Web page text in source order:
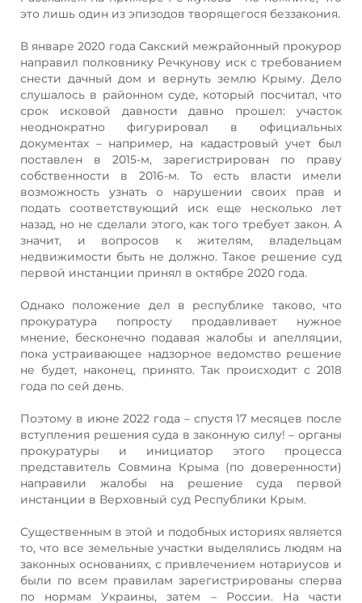
это лишь один из эпизодов творящегося беззакония.
В январе 2020 года Сакский межрайонный прокурор
направил полковнику Речкунову иск с требованием
снести дачный дом и вернуть землю Крыму. Дело
слушалось в районном суде, который посчитал, что
срок исковой давности давно прошел: участок
неоднократно фигурировал в официальных
документах – например, на кадастровый учет был
поставлен в 2015-м, зарегистрирован по праву
собственности в 2016-м. То есть власти имели
возможность узнать о нарушении своих прав и
подать соответствующий иск еще несколько лет
назад, но не сделали этого, как того требует закон. А
значит, и вопросов к жителям, владельцам
недвижимости быть не должно. Такое решение суд
первой инстанции принял в октябре 2020 года.
Однако положение дел в республике таково, что
прокуратура попросту продавливает нужное
мнение, бесконечно подавая жалобы и апелляции,
пока устраивающее надзорное ведомство решение
не будет, наконец, принято. Так происходит с 2018
года по сей день.
Поэтому в июне 2022 года – спустя 17 месяцев после
вступления решения суда в законную силу! – органы
прокуратуры и инициатор этого процесса
представитель Совмина Крыма (по доверенности)
направили жалобы на решение суда первой
инстанции в Верховный суд Республики Крым.
Существенным в этой и подобных историях является
то, что все земельные участки выделялись людям на
законных основаниях, с привлечением нотариусов и
были по всем правилам зарегистрированы сперва
по нормам Украины, затем – России. На части